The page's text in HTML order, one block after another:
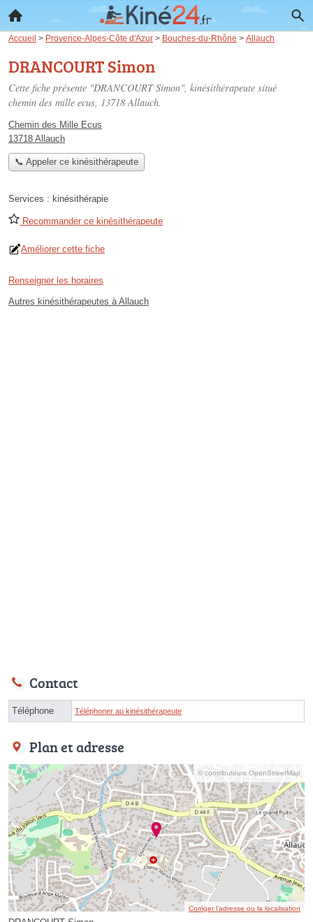
Accueil > Provence-Alpes-Côte d'Azur > Bouches-du-Rhône > Allauch
DRANCOURT Simon
Cette fiche présente "DRANCOURT Simon", kinésithérapeute situé
chemin des mille ecus, 13718 Allauch.
Chemin des Mille Ecus
13718 Allauch
📞 Appeler ce kinésithérapeute
Services : kinésithérapie
Recommander ce kinésithérapeute
Améliorer cette fiche
Renseigner les horaires
Autres kinésithérapeutes à Allauch
Contact
Téléphone Téléphoner au kinésithérapeute
Plan et adresse
© contributeurs OpenStreetMap
Corriger l’adresse ou la localisation